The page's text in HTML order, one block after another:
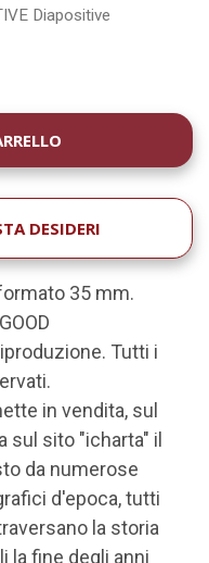
Diapositive
DESIDERI
35 mm.
Tutti i
in vendita, sul
sul sito "icharta" il
da numerose
d'epoca, tutti
la storia
la fine degli anni